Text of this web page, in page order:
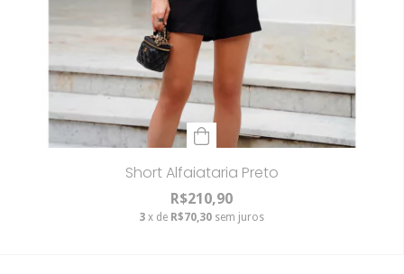
Short Alfaiataria Preto
R$210,90
3 x de R$70,30 sem juros